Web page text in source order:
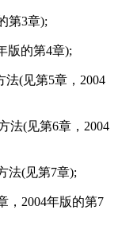
第3章);
版的第4章);
(见第5章，2004
法(见第6章，2004
法(见第7章);
，2004年版的第7